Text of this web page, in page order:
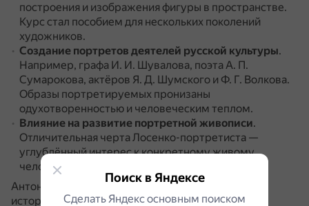
построения и изображения фигуры в пространстве.
Курс стал пособием для нескольких поколений
художников.
Создание портретов деятелей русской культуры.
Например, графа И. И. Шувалова, поэта А. П.
Сумарокова, актёров Я. Д. Шумского и Ф. Г. Волкова.
Образы портретируемых пронизаны
одухотворенностью и человеческим теплом.
Влияние на развитие портретной живописи.
Отличительная черта Лосенко-портретиста —
углублённый интерес к конкретному живому
человеку, к передаче его духовного мира.
Антон Лосенко — основоположник русской
исторической живописи, один из выдающихся
Поиск в Яндексе
Сделать Яндекс основным поиском